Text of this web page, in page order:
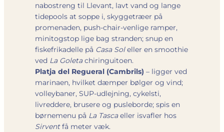
nabostreng til Llevant, lavt vand og lange
tidepools at soppe i, skyggetræer på
promenaden, push-chair-venlige ramper,
minitogstop lige bag stranden; snup en
fiskefrikadelle på Casa Soleller en smoothie
ved La Goletachiringuitoen.
Platja del Regueral (Cambrils) – ligger ved
marinaen, hvilket dæmper bølger og vind;
volleybaner, SUP-udlejning, cykelsti,
livreddere, brusere og pusleborde; spis en
børne­menu på La Tascaeller isvafler hos
Sirventfå meter væk.